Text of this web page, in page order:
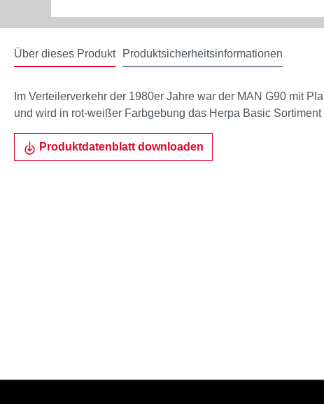
Über dieses Produkt Produktsicherheitsinformationen
Im Verteilerverkehr der 1980er Jahre war der MAN G90 mit
und wird in rot-weißer Farbgebung das Herpa Basic Sortiment
Produktdatenblatt downloaden